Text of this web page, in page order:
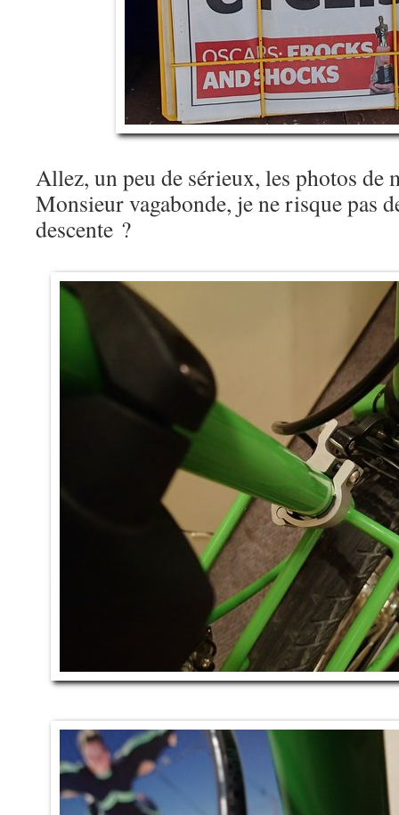
Allez, un peu de sérieux, les photos de
Monsieur vagabonde, je ne risque pas
descente ?